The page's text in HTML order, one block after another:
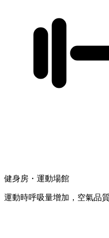
健身房・運動場館
運動時呼吸量增加，空氣品